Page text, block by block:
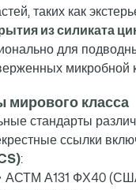
таких как
из силиката
для
микробной
мирового класса
стандарты
ссылки
:
АСТМ А131 ФХ40